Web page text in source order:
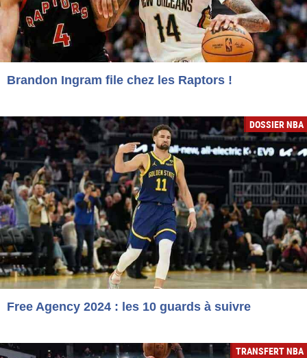
Brandon Ingram file chez les Raptors !
DOSSIER NBA
Free Agency 2024 : les 10 guards à suivre
TRANSFERT NBA